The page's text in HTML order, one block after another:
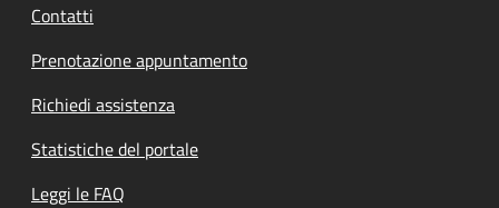
Contatti
Prenotazione appuntamento
Richiedi assistenza
Statistiche del portale
Leggi le FAQ